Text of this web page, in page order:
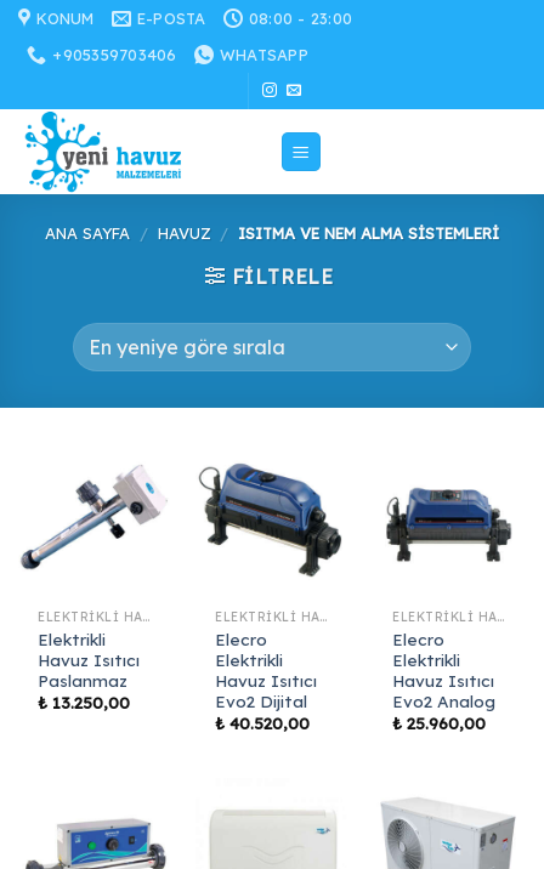
İçeriğe
atla
KONUM E-POSTA
08:00 - 23:00
+905359703406
WHATSAPP
ANA SAYFA / HAVUZ / ISITMA VE NEM ALMA SISTEMLERI
FILTRELE
ELEKTRIKLI HAVUZ ISITICI
Elektrikli
Havuz Isıtıcı
Paslanmaz
₺ 13.250,00
ELEKTRIKLI HAVUZ ISITICI
Elecro
Elektrikli
Havuz Isıtıcı
Evo2 Dijital
₺ 40.520,00
ELEKTRIKLI HAVUZ ISITICI
Elecro
Elektrikli
Havuz Isıtıcı
Evo2 Analog
₺ 25.960,00